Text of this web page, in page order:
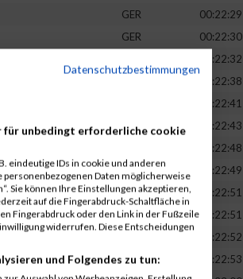
GER
00:22:29
GER
00:22:30
00:22:32
00:22:38
00:22:41
GER
00:22:43
00:22:48
GER
00:22:49
GER
00:22:51
GER
00:22:51
00:22:52
GER
00:22:53
Datenschutzbestimmungen
für unbedingt erforderliche cookie
eindeutige IDs in cookie und anderen
Daten möglicherweise
Sie können Ihre Einstellungen akzeptieren,
auf die Fingerabdruck-Schaltfläche in
Fingerabdruck oder den Link in der Fußzeile
widerrufen. Diese Entscheidungen
und Folgendes zu tun: